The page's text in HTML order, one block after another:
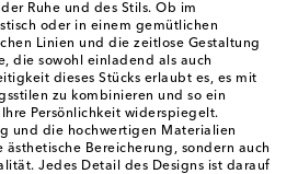
Ruhe und des Stils. Ob im
oder in einem gemütlichen
Linien und die zeitlose Gestaltung
die sowohl einladend als auch
dieses Stücks erlaubt es, es mit
zu kombinieren und so ein
Persönlichkeit widerspiegelt.
und die hochwertigen Materialien
Bereicherung, sondern auch
Jedes Detail des Designs ist darauf